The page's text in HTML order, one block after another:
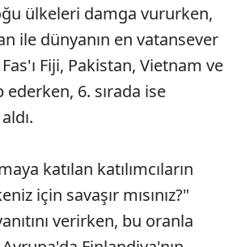
ülkeleri damga vururken,
ile dünyanın en vatansever
Fiji, Pakistan, Vietnam ve
6. sırada ise
katılan katılımcıların
için savaşır mısınız?"
verirken, bu oranla